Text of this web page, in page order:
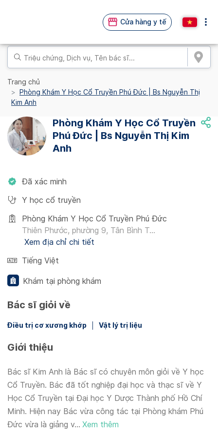
Cửa hàng y tế
Trang chủ
Phòng Khám Y Học Cổ Truyền Phú Đức | Bs Nguyễn Thị
Kim Anh
Phòng Khám Y Học Cổ Truyền
Phú Đức | Bs Nguyễn Thị Kim
Anh
Đã xác minh
Y học cổ truyền
Phòng Khám Y Học Cổ Truyền Phú Đức
Thiên Phước, phường 9, Tân Bình T...
Xem địa chỉ chi tiết
Tiếng Việt
Khám tại phòng khám
Bác sĩ giỏi về
Điều trị cơ xương khớp Vật lý trị liệu
Giới thiệu
Bác sĩ Kim Anh là Bác sĩ có chuyên môn giỏi về Y học
Cổ Truyền. Bác đã tốt nghiệp đại học và thạc sĩ về Y
Học Cổ Truyền tại Đại học Y Dược Thành phố Hồ Chí
Minh. Hiện nay Bác vừa công tác tại Phòng khám Phú
Đức vừa là giảng v... Xem thêm